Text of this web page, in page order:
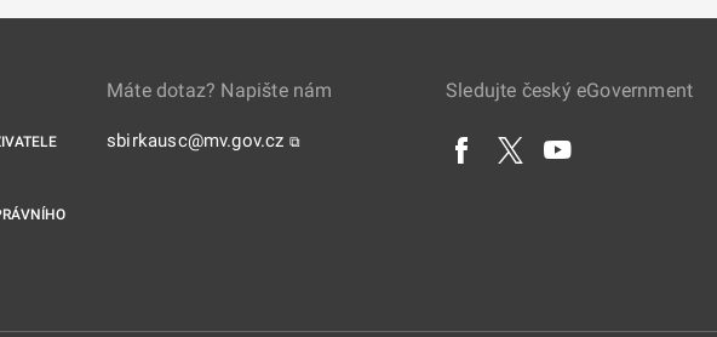
Máte dotaz? Napište nám
sbirkausc@mv.gov.cz ⧉
Sledujte český eGovernment